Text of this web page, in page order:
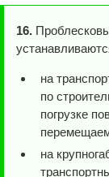
16.
на
по
погрузке
на